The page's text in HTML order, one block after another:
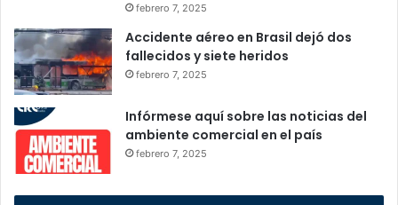
febrero 7, 2025
Accidente aéreo en Brasil dejó dos
fallecidos y siete heridos
febrero 7, 2025
Infórmese aquí sobre las noticias del
ambiente comercial en el país
febrero 7, 2025